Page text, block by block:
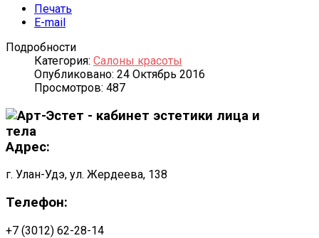
Печать
E-mail
Подробности
Категория: Салоны красоты
Опубликовано: 24 Октябрь 2016
Просмотров: 487
Адрес:
г. Улан-Удэ, ул. Жердеева, 138
Телефон:
+7 (3012) 62-28-14